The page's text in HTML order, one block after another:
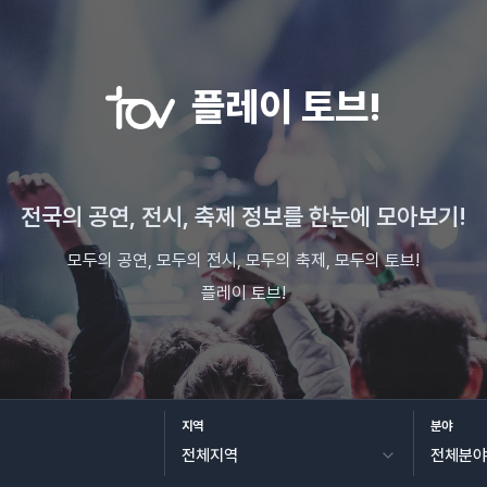
플레이 토브!
전국의 공연, 전시, 축제 정보를 한눈에 모아보기!
모두의 공연, 모두의 전시, 모두의 축제, 모두의 토브!
플레이 토브!
지역 분야